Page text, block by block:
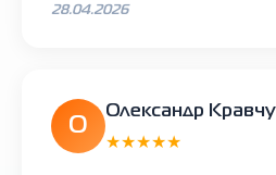
28.04.2026
О
Олександр
★★★★★